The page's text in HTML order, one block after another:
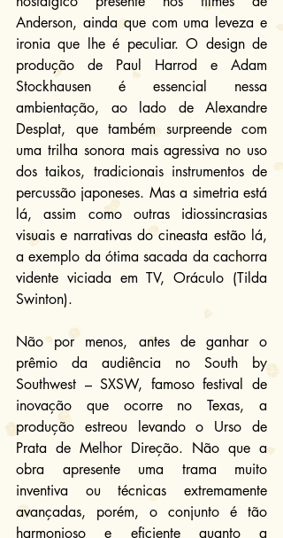
Anderson, ainda que com uma leveza e
ironia que lhe é peculiar. O design de
produção de Paul Harrod e Adam
Stockhausen é essencial nessa
ambientação, ao lado de Alexandre
Desplat, que também surpreende com
uma trilha sonora mais agressiva no uso
dos taikos, tradicionais instrumentos de
percussão japoneses. Mas a simetria está
lá, assim como outras idiossincrasias
visuais e narrativas do cineasta estão lá,
a exemplo da ótima sacada da cachorra
vidente viciada em TV, Oráculo (Tilda
Swinton).
Não por menos, antes de ganhar o
prêmio da audiência no South by
Southwest – SXSW, famoso festival de
inovação que ocorre no Texas, a
produção estreou levando o Urso de
Prata de Melhor Direção. Não que a
obra apresente uma trama muito
inventiva ou técnicas extremamente
avançadas, porém, o conjunto é tão
harmonioso e eficiente quanto a